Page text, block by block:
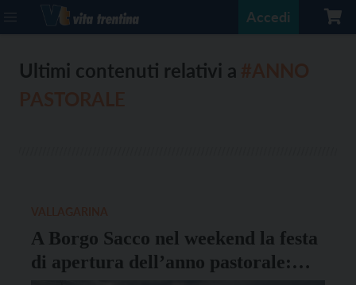
Accedi
Ultimi contenuti relativi a
A Borgo Sacco nel weekend la festa
di apertura dell’anno pastorale: